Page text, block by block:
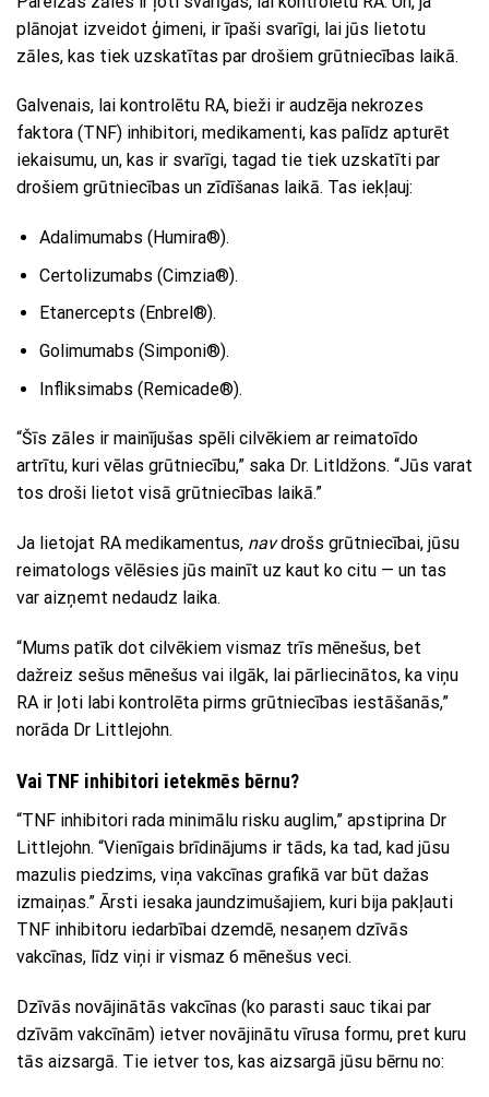
plānojat izveidot ģimeni, ir īpaši svarīgi, lai jūs lietotu
zāles, kas tiek uzskatītas par drošiem grūtniecības laikā.
Galvenais, lai kontrolētu RA, bieži ir audzēja nekrozes
faktora (TNF) inhibitori, medikamenti, kas palīdz apturēt
iekaisumu, un, kas ir svarīgi, tagad tie tiek uzskatīti par
drošiem grūtniecības un zīdīšanas laikā. Tas iekļauj:
Adalimumabs (Humira®).
Certolizumabs (Cimzia®).
Etanercepts (Enbrel®).
Golimumabs (Simponi®).
Infliksimabs (Remicade®).
“Šīs zāles ir mainījušas spēli cilvēkiem ar reimatoīdo
artrītu, kuri vēlas grūtniecību,” saka Dr. Litldžons. “Jūs varat
tos droši lietot visā grūtniecības laikā.”
Ja lietojat RA medikamentus, navdrošs grūtniecībai, jūsu
reimatologs vēlēsies jūs mainīt uz kaut ko citu — un tas
var aizņemt nedaudz laika.
“Mums patīk dot cilvēkiem vismaz trīs mēnešus, bet
dažreiz sešus mēnešus vai ilgāk, lai pārliecinātos, ka viņu
RA ir ļoti labi kontrolēta pirms grūtniecības iestāšanās,”
norāda Dr Littlejohn.
Vai TNF inhibitori ietekmēs bērnu?
“TNF inhibitori rada minimālu risku auglim,” apstiprina Dr
Littlejohn. “Vienīgais brīdinājums ir tāds, ka tad, kad jūsu
mazulis piedzims, viņa vakcīnas grafikā var būt dažas
izmaiņas.” Ārsti iesaka jaundzimušajiem, kuri bija pakļauti
TNF inhibitoru iedarbībai dzemdē, nesaņem dzīvās
vakcīnas, līdz viņi ir vismaz 6 mēnešus veci.
Dzīvās novājinātās vakcīnas (ko parasti sauc tikai par
dzīvām vakcīnām) ietver novājinātu vīrusa formu, pret kuru
tās aizsargā. Tie ietver tos, kas aizsargā jūsu bērnu no: